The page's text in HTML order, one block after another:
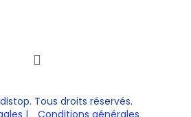
Tous droits réservés.
| Conditions générales